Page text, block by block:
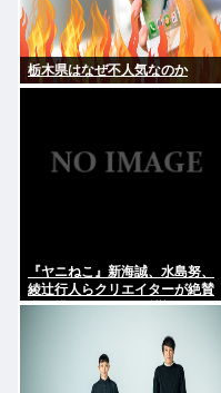
栃木県はなぜ不人気なのか
『ヤニねこ』新海誠、水島努、
綾辻行人らクリエイターが絶賛
過激描写はBPOでも議論に